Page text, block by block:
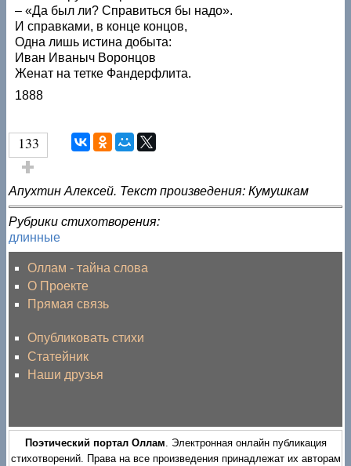
– «Да был ли? Справиться бы надо».
И справками, в конце концов,
Одна лишь истина добыта:
Иван Иваныч Воронцов
Женат на тетке Фандерфлита.
1888
133
Голос за!
Апухтин Алексей. Текст произведения: Кумушкам
Рубрики стихотворения:
длинные
Оллам - тайна слова
О Проекте
Прямая связь
Опубликовать стихи
Статейник
Наши друзья
Поэтический портал Оллам. Электронная онлайн публикация
стихотворений. Права на все произведения принадлежат их авторам